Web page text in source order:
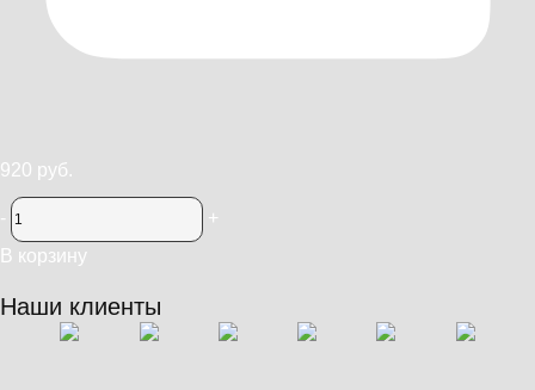
920 руб.
-
+
В корзину
Наши клиенты